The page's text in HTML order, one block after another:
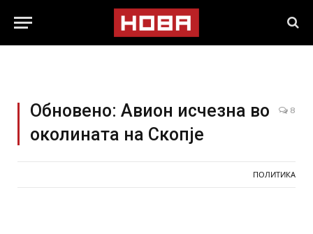
Обновено: Авион исчезна во
околината на Скопје
8
ПОЛИТИКА